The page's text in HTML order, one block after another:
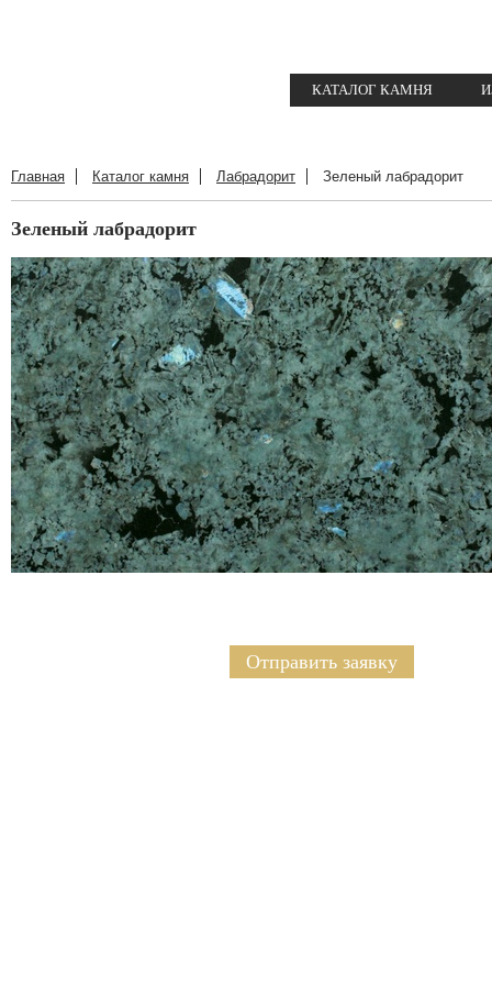
КАТАЛОГ КАМНЯ
Главная Каталог камня Лабрадорит Зеленый лабрадорит
Зеленый лабрадорит
Отправить заявку